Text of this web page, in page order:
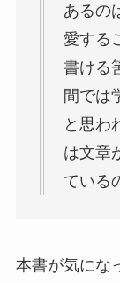
あるの
愛する
書ける
間では
と思わ
は文章
ている
本書が気にな